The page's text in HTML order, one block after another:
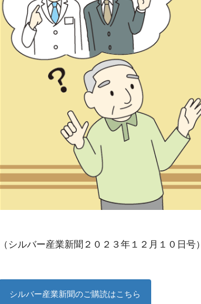
（シルバー産業新聞２０２３年１２月１０日号）
シルバー産業新聞のご購読はこちら